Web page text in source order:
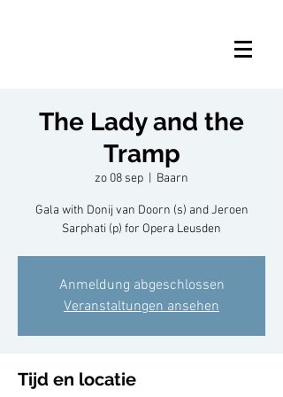
The Lady and the
Tramp
zo 08 sep Baarn
Gala with Donij van Doorn (s) and Jeroen
Sarphati (p) for Opera Leusden
Anmeldung abgeschlossen
Veranstaltungen ansehen
Tijd en locatie